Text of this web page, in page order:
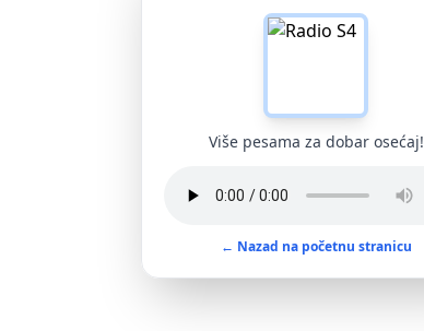
Više pesama za dobar osećaj!
← Nazad na početnu stranicu